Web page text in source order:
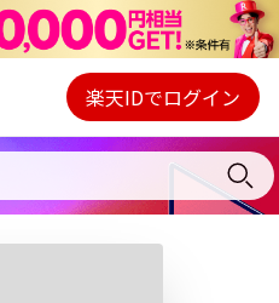
Webプレイヤー
ご契約内容の確認・変更
楽天IDでログイン